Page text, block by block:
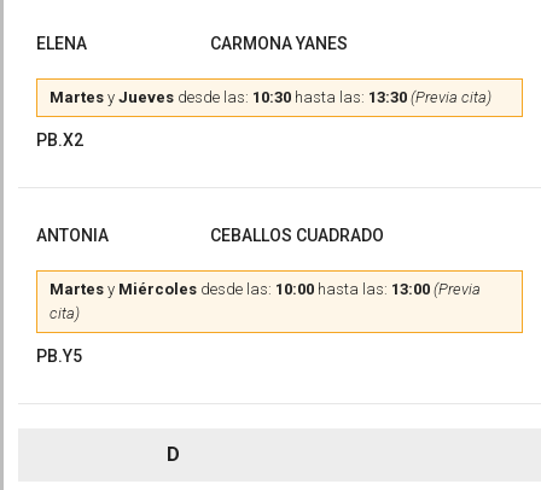
ELENA CARMONA YANES
Martes y Jueves desde las: 10:30 hasta las: 13:30 (Previa cita)
PB.X2
ANTONIA CEBALLOS CUADRADO
Martes y Miércoles desde las: 10:00 hasta las: 13:00 (Previa
cita)
PB.Y5
D